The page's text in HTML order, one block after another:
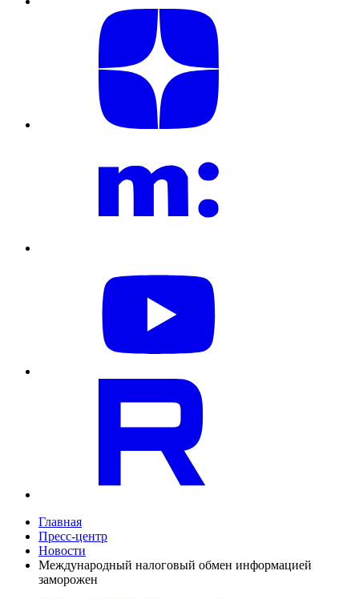
Главная
Пресс-центр
Новости
Международный налоговый обмен информацией
заморожен